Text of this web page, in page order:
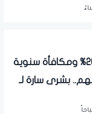
زيادة المعاشات 20% ومكافأة سنوية
بشرى سارة لـ